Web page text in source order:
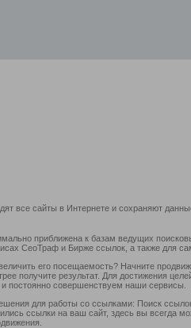
все сайты в Интернете и сохраняют
приближена к базам ведущих
СеоТраф и Бирже ссылок, а также для
его посещаемость? Начните
получите результат. Для достижения
постоянно совершенствуем наши сервисы.
для работы со ссылками: Поиск
ссылки на ваш сайт, здесь вы всегда